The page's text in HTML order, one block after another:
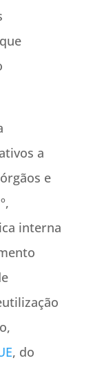
a
e
interna
, do